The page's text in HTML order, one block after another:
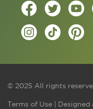
© 2025 All rights
Terms of Use |